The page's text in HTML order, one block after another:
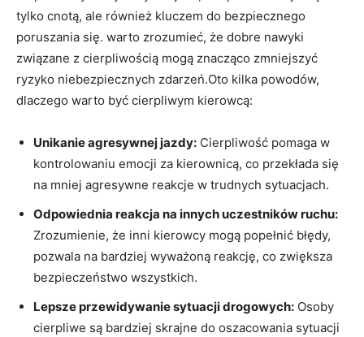
tylko cnotą, ale również kluczem do bezpiecznego
poruszania się. warto zrozumieć, że dobre nawyki
związane z cierpliwością mogą znacząco zmniejszyć
ryzyko niebezpiecznych zdarzeń.Oto kilka powodów,
dlaczego warto być cierpliwym kierowcą:
Unikanie agresywnej jazdy: Cierpliwość pomaga w
kontrolowaniu emocji za kierownicą, co przekłada się
na mniej agresywne reakcje w trudnych sytuacjach.
Odpowiednia reakcja na innych uczestników ruchu:
Zrozumienie, że inni kierowcy mogą popełnić błędy,
pozwala na bardziej wyważoną reakcję, co zwiększa
bezpieczeństwo wszystkich.
Lepsze przewidywanie sytuacji drogowych: Osoby
cierpliwe są bardziej skrajne do oszacowania sytuacji